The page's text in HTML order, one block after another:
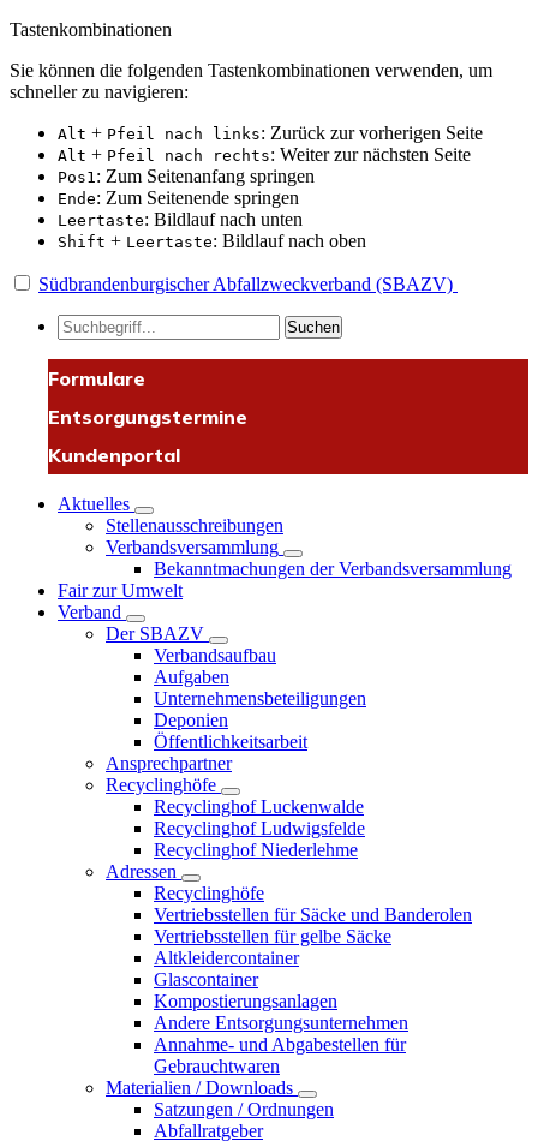
Tastenkombinationen
Sie können die folgenden Tastenkombinationen verwenden, um
schneller zu navigieren:
Alt + Pfeil nach links: Zurück zur vorherigen Seite
Alt + Pfeil nach rechts: Weiter zur nächsten Seite
Pos1: Zum Seitenanfang springen
Ende: Zum Seitenende springen
Leertaste: Bildlauf nach unten
Shift + Leertaste: Bildlauf nach oben
Südbrandenburgischer Abfallzweckverband (SBAZV)
Suchen
Formulare
Entsorgungstermine
Kundenportal
Aktuelles
Stellenausschreibungen
Verbandsversammlung
Bekanntmachungen der Verbandsversammlung
Fair zur Umwelt
Verband
Der SBAZV
Verbandsaufbau
Aufgaben
Unternehmensbeteiligungen
Deponien
Öffentlichkeitsarbeit
Ansprechpartner
Recyclinghöfe
Recyclinghof Luckenwalde
Recyclinghof Ludwigsfelde
Recyclinghof Niederlehme
Adressen
Recyclinghöfe
Vertriebsstellen für Säcke und Banderolen
Vertriebsstellen für gelbe Säcke
Altkleidercontainer
Glascontainer
Kompostierungsanlagen
Andere Entsorgungsunternehmen
Annahme- und Abgabestellen für
Gebrauchtwaren
Materialien / Downloads
Satzungen / Ordnungen
Abfallratgeber